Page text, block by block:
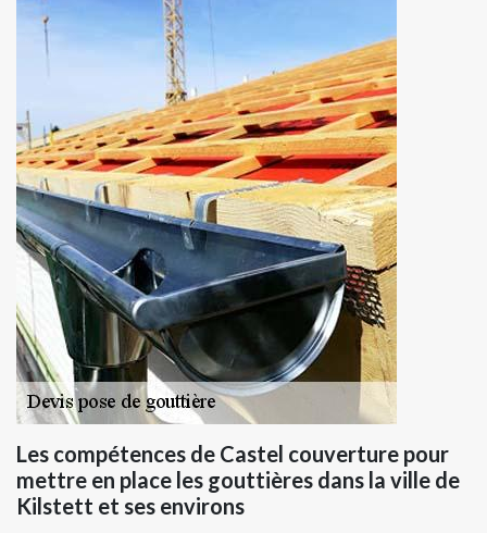
Les compétences de Castel couverture pour
mettre en place les gouttières dans la ville de
Kilstett et ses environs